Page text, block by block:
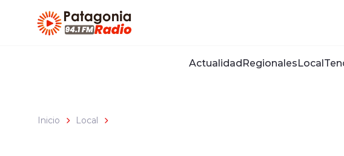
ActualidadRegionalesLocal
Inicio Local